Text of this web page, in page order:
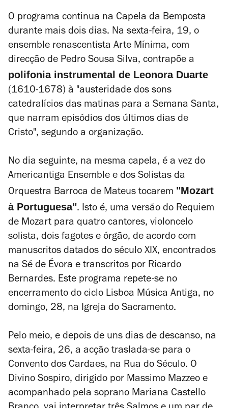
O programa continua na Capela da Bemposta
durante mais dois dias. Na sexta-feira, 19, o
ensemble renascentista Arte Mínima, com
direcção de Pedro Sousa Silva, contrapõe a
polifonia instrumental de Leonora Duarte
(1610-1678) à "austeridade dos sons
catedralícios das matinas para a Semana Santa,
que narram episódios dos últimos dias de
Cristo", segundo a organização.
No dia seguinte, na mesma capela, é a vez do
Americantiga Ensemble e dos Solistas da
Orquestra Barroca de Mateus tocarem "Mozart
à Portuguesa". Isto é, uma versão do Requiem
de Mozart para quatro cantores, violoncelo
solista, dois fagotes e órgão, de acordo com
manuscritos datados do século XIX, encontrados
na Sé de Évora e transcritos por Ricardo
Bernardes. Este programa repete-se no
encerramento do ciclo Lisboa Música Antiga, no
domingo, 28, na Igreja do Sacramento.
Pelo meio, e depois de uns dias de descanso, na
sexta-feira, 26, a acção traslada-se para o
Convento dos Cardaes, na Rua do Século. O
Divino Sospiro, dirigido por Massimo Mazzeo e
acompanhado pela soprano Mariana Castello